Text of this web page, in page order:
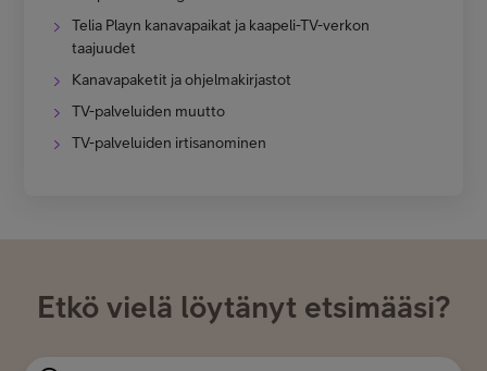
Telia Playn kanavapaikat ja kaapeli-TV-verkon
taajuudet
Kanavapaketit ja ohjelmakirjastot
TV-palveluiden muutto
TV-palveluiden irtisanominen
Etkö vielä löytänyt etsimääsi?